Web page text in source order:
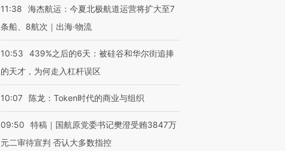
11:38
海杰航运：今夏北极航道运营将扩大至7
条船、8航次｜出海·物流
10:53
439%之后的6天：被硅谷和华尔街追捧
的天才，为何走入杠杆误区
10:07 陈龙：Token时代的商业与组织
09:50
特稿｜国航原党委书记樊澄受贿3847万
元二审待宣判 否认大多数指控